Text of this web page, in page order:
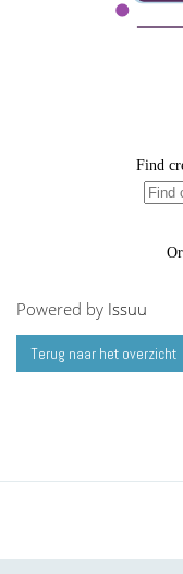
Powered by Issuu
Terug naar het overzicht